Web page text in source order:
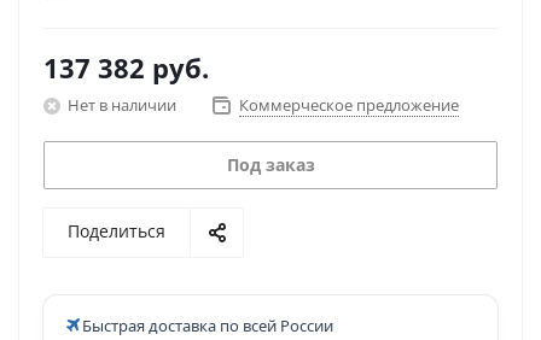
137 382 руб.
Нет в наличии Коммерческое предложение
Под заказ
Поделиться
Быстрая доставка по всей России